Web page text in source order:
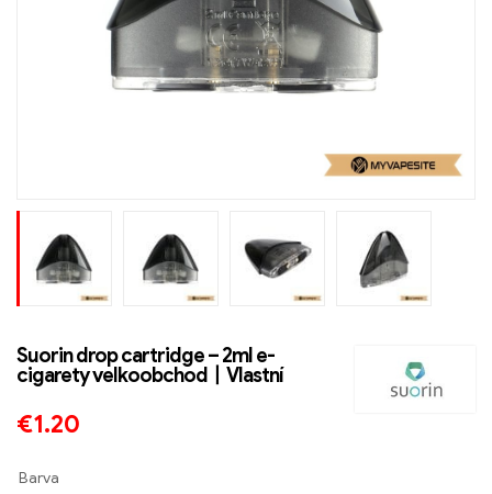
Suorin drop cartridge – 2ml e-
cigarety velkoobchod丨Vlastní
€1.20
Barva